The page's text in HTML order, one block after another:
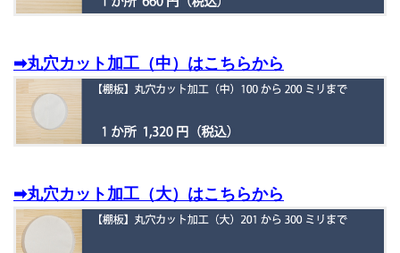
➡丸穴カット加工（中）はこちらから
➡丸穴カット加工（大）はこちらから